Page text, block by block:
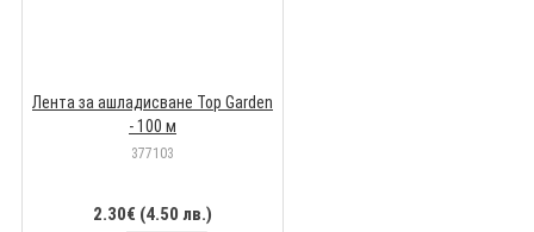
Лента за ашладисване Top Garden
- 100 м
377103
2.30€ (4.50 лв.)